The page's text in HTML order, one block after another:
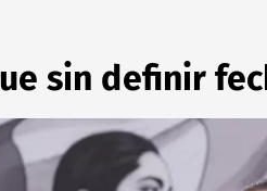
sin definir